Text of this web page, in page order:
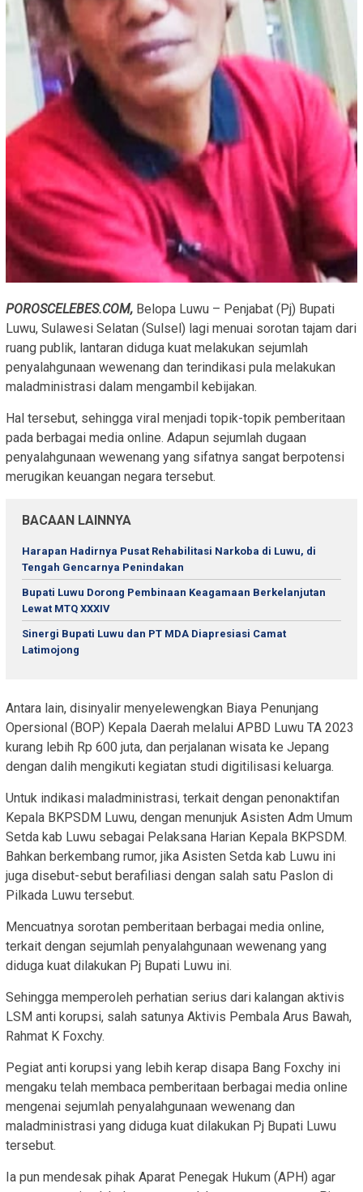
POROSCELEBES.COM, Belopa Luwu – Penjabat (Pj) Bupati
Luwu, Sulawesi Selatan (Sulsel) lagi menuai sorotan tajam dari
ruang publik, lantaran diduga kuat melakukan sejumlah
penyalahgunaan wewenang dan terindikasi pula melakukan
maladministrasi dalam mengambil kebijakan.
Hal tersebut, sehingga viral menjadi topik-topik pemberitaan
pada berbagai media online. Adapun sejumlah dugaan
penyalahgunaan wewenang yang sifatnya sangat berpotensi
merugikan keuangan negara tersebut.
BACAAN LAINNYA
Harapan Hadirnya Pusat Rehabilitasi Narkoba di Luwu, di
Tengah Gencarnya Penindakan
Bupati Luwu Dorong Pembinaan Keagamaan Berkelanjutan
Lewat MTQ XXXIV
Sinergi Bupati Luwu dan PT MDA Diapresiasi Camat
Latimojong
Antara lain, disinyalir menyelewengkan Biaya Penunjang
Opersional (BOP) Kepala Daerah melalui APBD Luwu TA 2023
kurang lebih Rp 600 juta, dan perjalanan wisata ke Jepang
dengan dalih mengikuti kegiatan studi digitilisasi keluarga.
Untuk indikasi maladministrasi, terkait dengan penonaktifan
Kepala BKPSDM Luwu, dengan menunjuk Asisten Adm Umum
Setda kab Luwu sebagai Pelaksana Harian Kepala BKPSDM.
Bahkan berkembang rumor, jika Asisten Setda kab Luwu ini
juga disebut-sebut berafiliasi dengan salah satu Paslon di
Pilkada Luwu tersebut.
Mencuatnya sorotan pemberitaan berbagai media online,
terkait dengan sejumlah penyalahgunaan wewenang yang
diduga kuat dilakukan Pj Bupati Luwu ini.
Sehingga memperoleh perhatian serius dari kalangan aktivis
LSM anti korupsi, salah satunya Aktivis Pembala Arus Bawah,
Rahmat K Foxchy.
Pegiat anti korupsi yang lebih kerap disapa Bang Foxchy ini
mengaku telah membaca pemberitaan berbagai media online
mengenai sejumlah penyalahgunaan wewenang dan
maladministrasi yang diduga kuat dilakukan Pj Bupati Luwu
tersebut.
Ia pun mendesak pihak Aparat Penegak Hukum (APH) agar